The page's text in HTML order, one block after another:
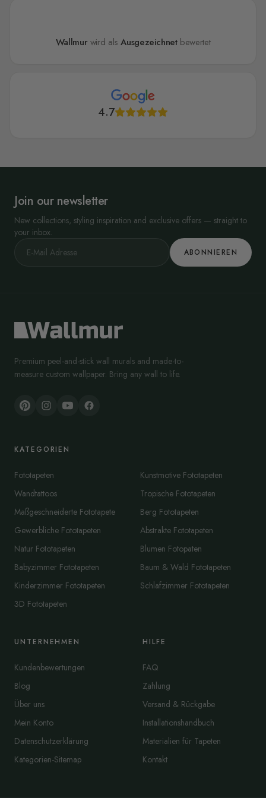
Wallmur wird alsAusgezeichnetbewertet
4.7
Join our newsletter
New collections, styling inspiration and exclusive offers — straight to
your inbox.
ABONNIEREN
Premium peel-and-stick wall murals and made-to-
measure custom wallpaper. Bring any wall to life.
KATEGORIEN
Fototapeten
Wandtattoos
Maßgeschneiderte Fototapete
Gewerbliche Fototapeten
Natur Fototapeten
Babyzimmer Fototapeten
Kinderzimmer Fototapeten
3D Fototapeten
Kunstmotive Fototapeten
Tropische Fototapeten
Berg Fototapeten
Abstrakte Fototapeten
Blumen Fotopaten
Baum & Wald Fototapeten
Schlafzimmer Fototapeten
UNTERNEHMEN
Kundenbewertungen
Blog
Über uns
Mein Konto
Datenschutzerklärung
Kategorien-Sitemap
HILFE
FAQ
Zahlung
Versand & Rückgabe
Installationshandbuch
Materialien für Tapeten
Kontakt